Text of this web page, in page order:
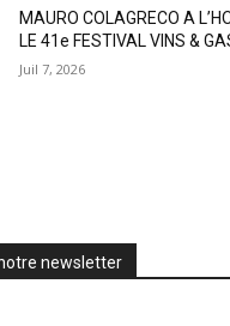
MAURO COLAGRECO A
LE 41e FESTIVAL VINS &
Juil 7, 2026
newsletter